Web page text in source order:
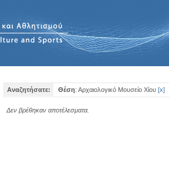
Αναζητήσατε: Θέση: Αρχαιολογικό Μουσείο Χίου [x]
Δεν βρέθηκαν αποτέλεσματα.